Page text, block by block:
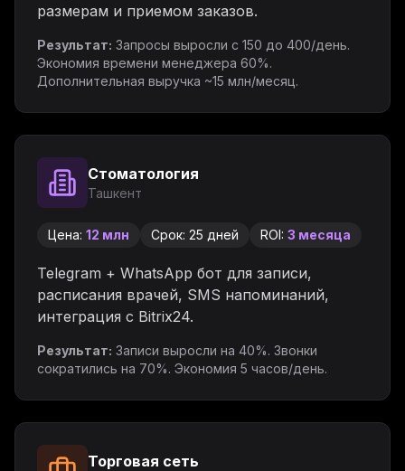
размерам и приемом заказов.
Результат: Запросы выросли с 150 до 400/день.
Экономия времени менеджера 60%.
Дополнительная выручка ~15 млн/месяц.
Стоматология
Ташкент
Цена: 12 млн Срок: 25 дней ROI: 3 месяца
Telegram + WhatsApp бот для записи,
расписания врачей, SMS напоминаний,
интеграция с Bitrix24.
Результат: Записи выросли на 40%. Звонки
сократились на 70%. Экономия 5 часов/день.
Торговая сеть